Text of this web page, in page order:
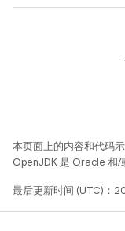
本页面上的内容和代码
OpenJDK 是 Oracle 和/
最后更新时间 (UTC)：